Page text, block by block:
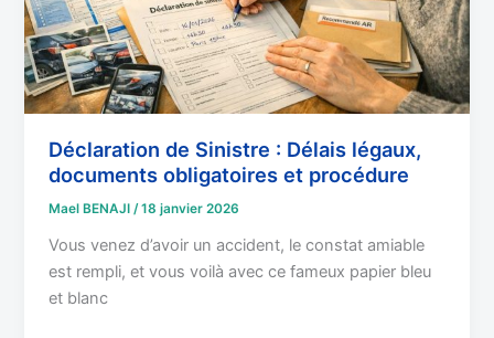
Déclaration de Sinistre : Délais légaux,
documents obligatoires et procédure
Mael BENAJI/18 janvier 2026
Vous venez d’avoir un accident, le constat amiable
est rempli, et vous voilà avec ce fameux papier bleu
et blanc
obligatoires
et
procédure